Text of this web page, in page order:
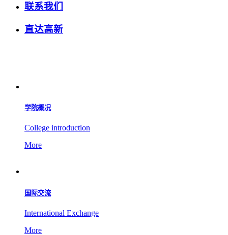
联系我们
直达高新
学院概况
College introduction
More
国际交流
International Exchange
More